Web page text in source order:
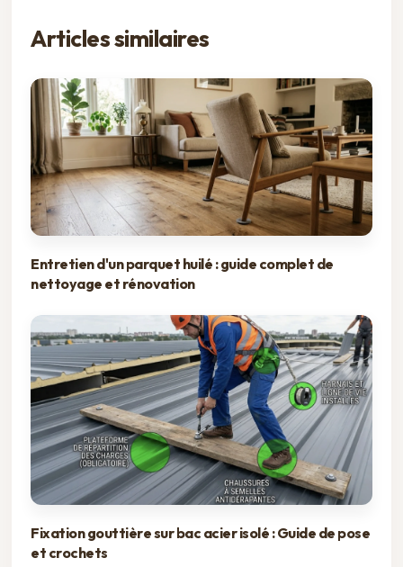
Articles similaires
Entretien d'un parquet huilé : guide complet de
nettoyage et rénovation
Fixation gouttière sur bac acier isolé : Guide de pose
et crochets